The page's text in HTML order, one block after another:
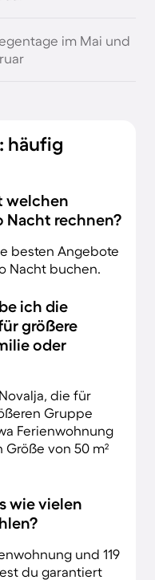
im Mai und
häufig
welchen
Nacht rechnen?
besten Angebote
Nacht buchen.
ich die
größere
oder
die für
Gruppe
Ferienwohnung
von 50 m²
wie vielen
und 119
du garantiert